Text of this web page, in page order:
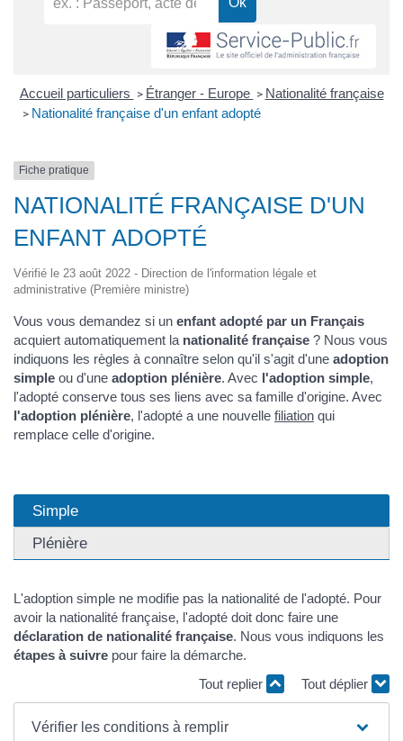
Accueil particuliers > Étranger - Europe > Nationalité française
> Nationalité française d'un enfant adopté
Fiche pratique
NATIONALITÉ FRANÇAISE D'UN
ENFANT ADOPTÉ
Vérifié le 23 août 2022 - Direction de l'information légale et
administrative (Première ministre)
Vous vous demandez si un enfant adopté par un Français
acquiert automatiquement la nationalité française ? Nous vous
indiquons les règles à connaître selon qu'il s'agit d'une adoption
simple ou d'une adoption plénière. Avec l'adoption simple,
l'adopté conserve tous ses liens avec sa famille d'origine. Avec
l'adoption plénière, l'adopté a une nouvelle filiation qui
remplace celle d'origine.
Simple
Plénière
L'adoption simple ne modifie pas la nationalité de l'adopté. Pour
avoir la nationalité française, l'adopté doit donc faire une
déclaration de nationalité française. Nous vous indiquons les
étapes à suivre pour faire la démarche.
Tout replier
Tout déplier
Vérifier les conditions à remplir